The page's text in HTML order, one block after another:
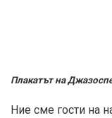
Плакатът на
Ние сме гости на